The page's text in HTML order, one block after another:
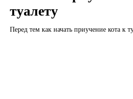
туалету
Перед тем как начать приучение кота к